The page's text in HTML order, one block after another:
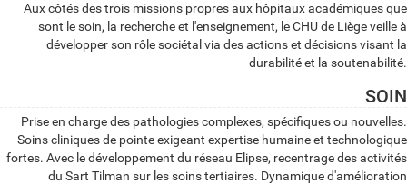
Aux côtés des trois missions propres aux hôpitaux académiques que
sont le soin, la recherche et l'enseignement, le CHU de Liège veille à
développer son rôle sociétal via des actions et décisions visant la
durabilité et la soutenabilité.
SOIN
Prise en charge des pathologies complexes, spécifiques ou nouvelles.
Soins cliniques de pointe exigeant expertise humaine et technologique
fortes. Avec le développement du réseau Elipse, recentrage des activités
du Sart Tilman sur les soins tertiaires. Dynamique d'amélioration